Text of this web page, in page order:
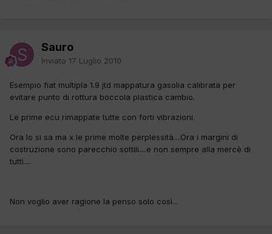
Sauro
Inviato 17 Luglio 2010
Esempio fiat multipla 1.9 jtd mappatura gasolia calibrata per
evitare punto di rottura boccola plastica cambio.
Le prime ecu rimappate tutte con forti vibrazioni.
Ora lo si sa ma x le prime molte perplessità....Ora i margini di
costruzione sono parecchio sottili....e non sempre alla mercè di
tutti....
Non voglio aver ragione la penso solo così...